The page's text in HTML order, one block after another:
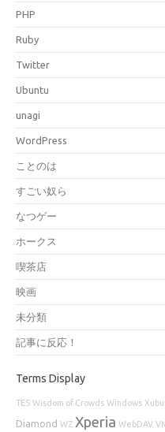
PHP
Ruby
Twitter
Ubuntu
unagi
WordPress
ことのは
すごい奴ら
なつゲー
ホークス
喫茶店
映画
未分類
記事に反応！
Terms Display
TES Wisdom of Crowds Windows
Diamond WZ Xperia WebDAV